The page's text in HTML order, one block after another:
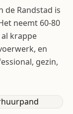
de Randstad is
neemt 60-80
krappe
en
gezin,